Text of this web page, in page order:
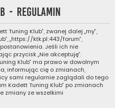
- Regulamin
Tuning Klub”, zwanej dalej „my”,
„https://ktk.pl:443/forum”,
Jeśli ich nie
przycisk „Nie akceptuję”.
Klub” ma prawo w dowolnym
informując cię o zmianach,
sami regularnie zaglądali do tego
Kadett Tuning Klub” po zmianach
zmiany ze wszelkimi